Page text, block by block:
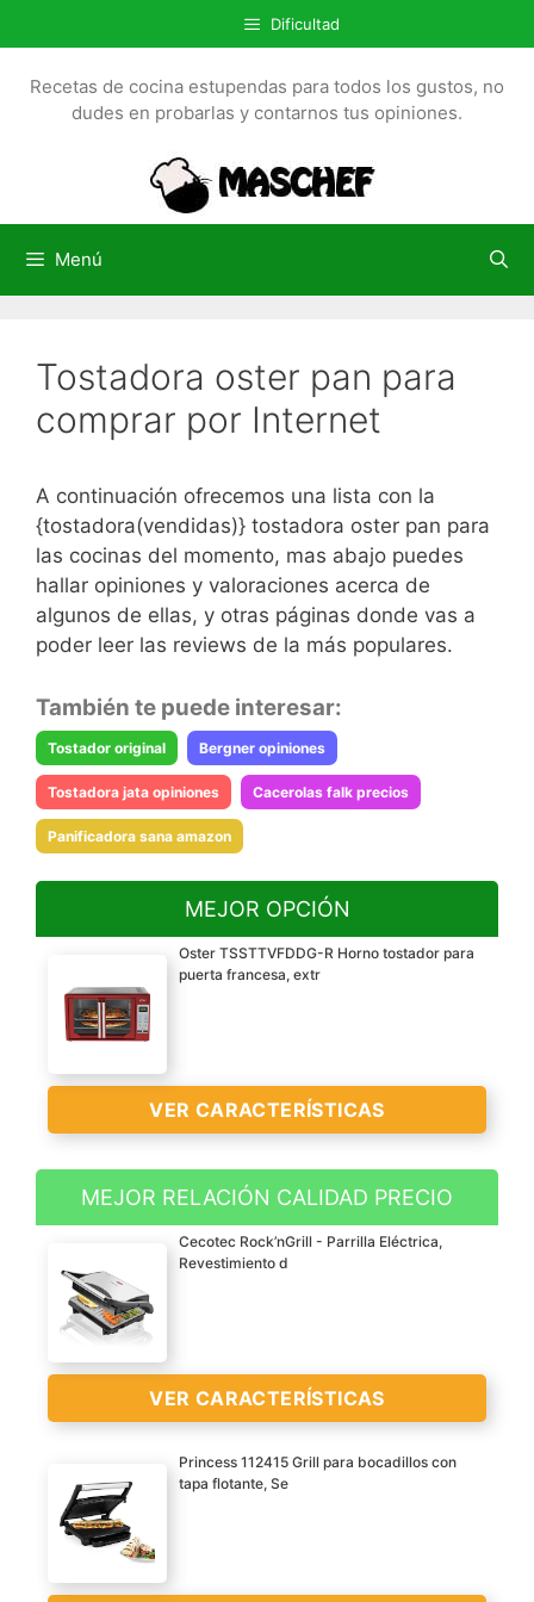
a
l
Dificultad
Recetas de cocina estupendas para todos los gustos, no
dudes en probarlas y contarnos tus opiniones.
Menú
Tostadora oster pan para
comprar por Internet
A continuación ofrecemos una lista con la
{tostadora(vendidas)} tostadora oster pan para
las cocinas del momento, mas abajo puedes
hallar opiniones y valoraciones acerca de
algunos de ellas, y otras páginas donde vas a
poder leer las reviews de la más populares.
También te puede interesar:
Tostador original Bergner opiniones
Tostadora jata opiniones Cacerolas falk precios
Panificadora sana amazon
MEJOR OPCIÓN
Oster TSSTTVFDDG-R Horno tostador para
puerta francesa, extr
VER CARACTERÍSTICAS
Este horno de puerta
francés digital de Oster
cuenta con convección
turbo para una cocción
rápida e incluso para el
bronceado.
El horno tostador de
digitales te permite
tostar, hornear, hacer
pizza; también puedes
caliente, descongelar, e
incluso deshidratar.
MEJOR RELACIÓN CALIDAD PRECIO
Cecotec Rock’nGrill - Parrilla Eléctrica,
Revestimiento d
VER CARACTERÍSTICAS
Parrilla eléctrica contact
grill con 700 w de
potencia y superficie
Princess 112415 Grill para bocadillos con
tapa flotante, Se